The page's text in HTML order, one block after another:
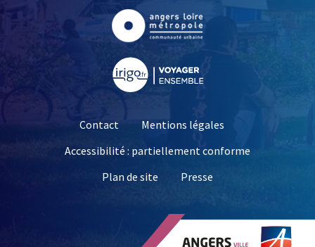
, Ouvre une nouvelle
Contact
Mentions légales
Accessibilité : partiellement conforme
Plan de site
Presse